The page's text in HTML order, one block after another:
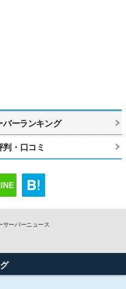
バーランキング
・口コミ
サーバーニュース